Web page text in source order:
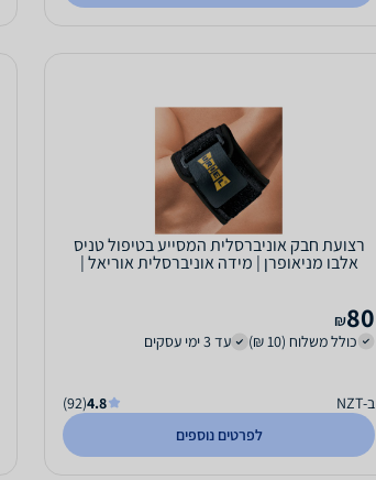
רצועת חבק אוניברסלית המסייע בטיפול טניס
אלבו מניאופרן | מידה אוניברסלית אוריאל |
80
₪
כולל משלוח (10 ₪)
עד 3 ימי עסקים
ב-NZT 4.8
(92)
לפרטים נוספים